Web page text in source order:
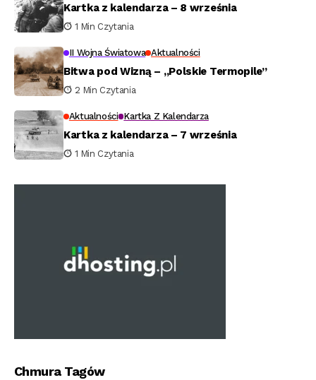
Kartka z kalendarza – 8 września
1 Min Czytania
II Wojna Światowa Aktualności
Bitwa pod Wizną – „Polskie Termopile”
2 Min Czytania
Aktualności Kartka Z Kalendarza
Kartka z kalendarza – 7 września
1 Min Czytania
Chmura Tagów